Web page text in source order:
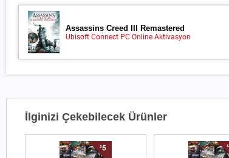
Assassins Creed III Remastered
Ubisoft Connect PC Online Aktivasyon
İlginizi Çekebilecek Ürünler